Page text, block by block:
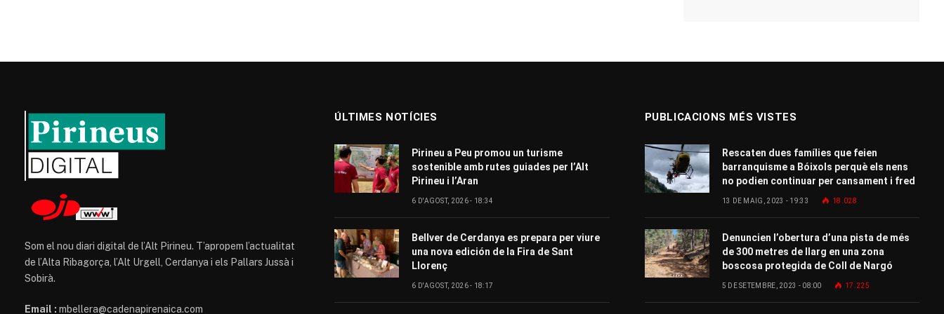
Som el nou diari digital de l’Alt Pirineu. T’apropem l’actualitat
de l’Alta Ribagorça, l’Alt Urgell, Cerdanya i els Pallars Jussà i
Sobirà.
Email : mbellera@cadenapirenaica.com
ÚLTIMES NOTÍCIES
Pirineu a Peu promou un turisme
sostenible amb rutes guiades per l’Alt
Pirineu i l’Aran
6 D'AGOST, 2026 - 18:34
Bellver de Cerdanya es prepara per viure
una nova edición de la Fira de Sant
Llorenç
6 D'AGOST, 2026 - 18:17
PUBLICACIONS MÉS VISTES
Rescaten dues famílies que feien
barranquisme a Bóixols perquè els nens
no podien continuar per cansament i fred
13 DE MAIG, 2023 - 19:33 18.028
Denuncien l’obertura d’una pista de més
de 300 metres de llarg en una zona
boscosa protegida de Coll de Nargó
5 DE SETEMBRE, 2023 - 08:00 17.225